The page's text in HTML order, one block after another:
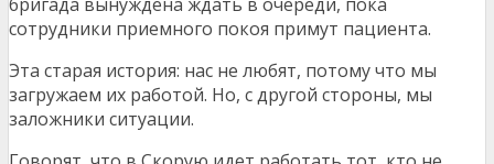
сотрудники приемного покоя примут пациента.
Эта старая история: нас не любят, потому что мы
загружаем их работой. Но, с другой стороны, мы
заложники ситуации.